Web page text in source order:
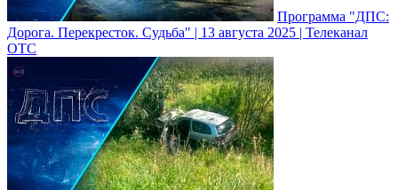
Программа "ДПС:
Дорога. Перекресток. Судьба" | 13 августа 2025 | Телеканал
ОТС